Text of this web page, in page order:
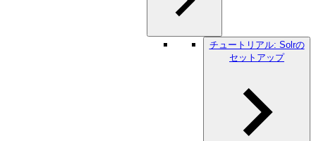
チュートリアル: Solrの
セットアップ